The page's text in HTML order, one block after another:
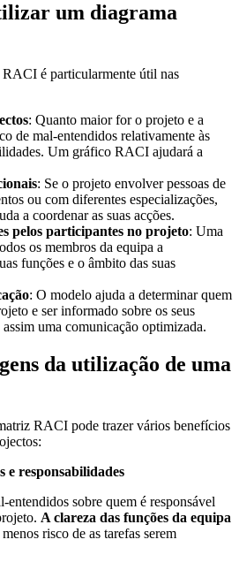
um diagrama
é particularmente útil nas
: Quanto maior for o projeto e a
de mal-entendidos relativamente às
Um gráfico RACI ajudará a
: Se o projeto envolver pessoas de
ou com diferentes especializações,
a coordenar as suas acções.
pelos participantes no projeto: Uma
os membros da equipa a
funções e o âmbito das suas
: O modelo ajuda a determinar quem
e ser informado sobre os seus
uma comunicação optimizada.
da utilização de uma
RACI pode trazer vários benefícios
e responsabilidades
sobre quem é responsável
A clareza das funções da equipa
risco de as tarefas serem